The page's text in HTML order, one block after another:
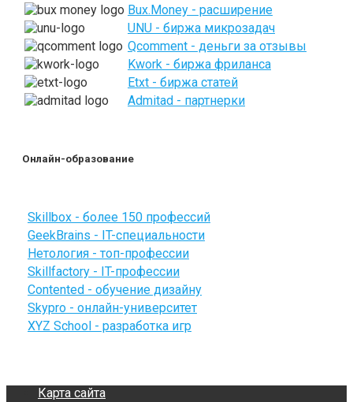
Bux.Money - расширение
UNU - биржа микрозадач
Qcomment - деньги за отзывы
Kwork - биржа фриланса
Etxt - биржа статей
Admitad - партнерки
Онлайн-образование
Skillbox - более 150 профессий
GeekBrains - IT-специальности
Нетология - топ-профессии
Skillfactory - IT-профессии
Contented - обучение дизайну
Skypro - онлайн-университет
XYZ School - разработка игр
Карта сайта